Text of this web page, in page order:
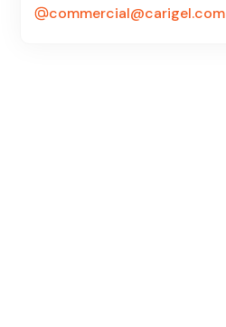
commercial@carigel.com